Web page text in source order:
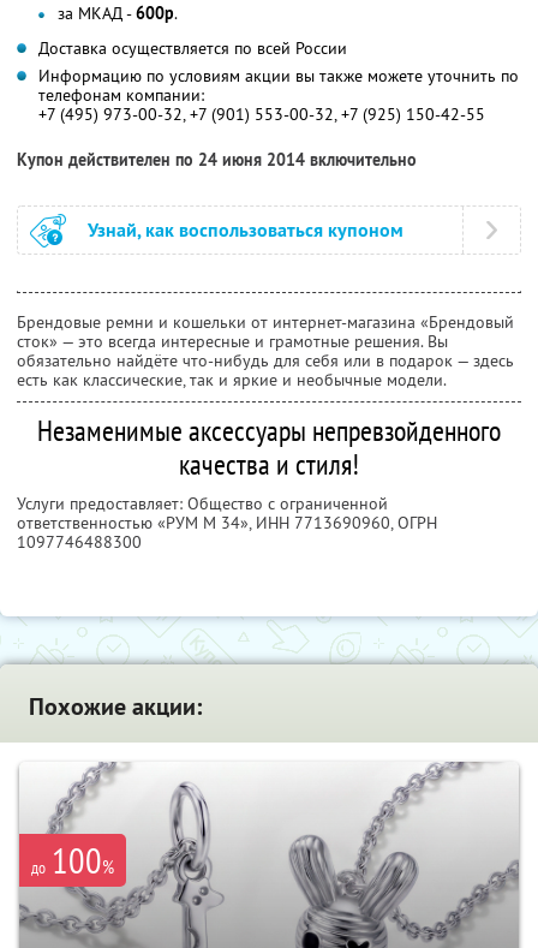
за МКАД -600р.
Доставка осуществляется по всей России
Информацию по условиям акции вы также можете уточнить по
телефонам компании:
+7 (495) 973-00-32, +7 (901) 553-00-32, +7 (925) 150-42-55
Купон действителен по 24 июня 2014 включительно
Узнай, как воспользоваться купоном
Брендовые ремни и кошельки от интернет-магазина «Брендовый
сток» — это всегда интересные и грамотные решения. Вы
обязательно найдёте что-нибудь для себя или в подарок — здесь
есть как классические, так и яркие и необычные модели.
Незаменимые аксессуары непревзойденного
качества и стиля!
Услуги предоставляет: Общество с ограниченной
ответственностью «РУМ М 34», ИНН 7713690960, ОГРН
1097746488300
Похожие акции:
до 100%